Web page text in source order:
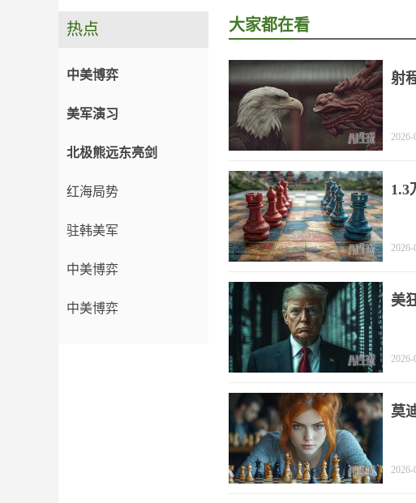
热点
中美博弈
美军演习
北极熊远东亮剑
红海局势
驻韩美军
中美博弈
中美博弈
大家都在看
射
2026-
1.3
2026-
美
2026-
莫
2026-